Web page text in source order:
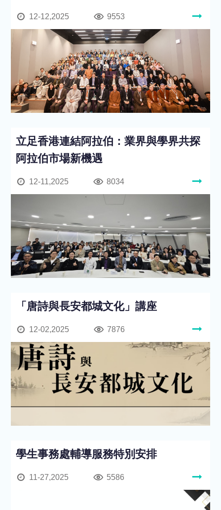
12-12,2025 9553
立足香港連結阿拉伯：業界與學界共探
阿拉伯市場新機遇
12-11,2025 8034
「唐詩與長安都城文化」講座
12-02,2025 7876
學生事務處輔導服務特別安排
11-27,2025 5586